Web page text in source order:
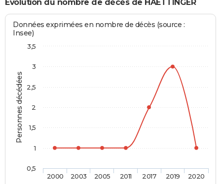
Evolution du nombre de décès de HAETTINGER
Personnes décédées
Données exprimées en nombre de décès (source :
Insee)
2000 2003 2005 2011 2017 2019 2020
0,5
1
1,5
2
2,5
3
3,5